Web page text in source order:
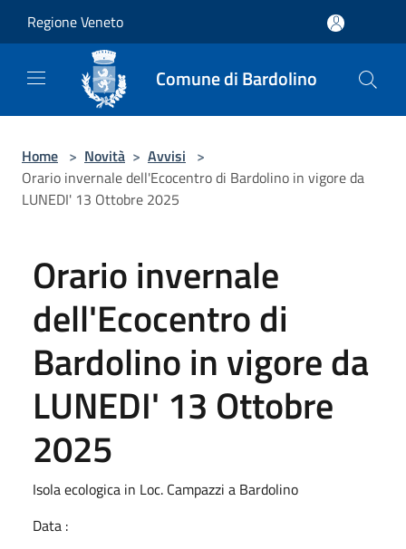
Regione Veneto
Comune di Bardolino
Home > Novità > Avvisi >
Orario invernale dell'Ecocentro di Bardolino in vigore da
LUNEDI' 13 Ottobre 2025
Orario invernale
dell'Ecocentro di
Bardolino in vigore da
LUNEDI' 13 Ottobre
2025
Isola ecologica in Loc. Campazzi a Bardolino
Data :